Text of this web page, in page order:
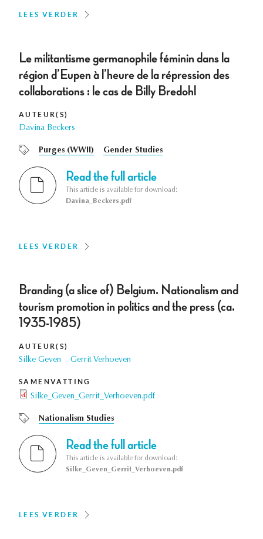
LEES VERDER
Le militantisme germanophile féminin dans la
région d’Eupen à l’heure de la répression des
collaborations : le cas de Billy Bredohl
AUTEUR(S)
Davina Beckers
Purges (WWII) Gender Studies
Read the full article
This article is available for download:
Davina_Beckers.pdf
LEES VERDER
Branding (a slice of) Belgium. Nationalism and
tourism promotion in politics and the press (ca.
1935-1985)
AUTEUR(S)
Silke Geven Gerrit Verhoeven
SAMENVATTING
Silke_Geven_Gerrit_Verhoeven.pdf
Nationalism Studies
Read the full article
This article is available for download:
Silke_Geven_Gerrit_Verhoeven.pdf
LEES VERDER